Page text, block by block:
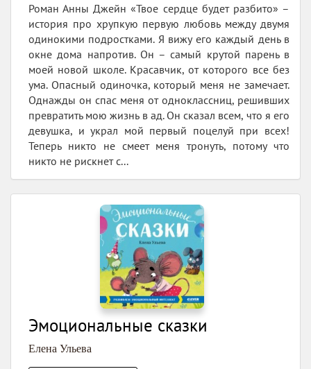
Роман Анны Джейн «Твое сердце будет разбито» –
история про хрупкую первую любовь между двумя
одинокими подростками. Я вижу его каждый день в
окне дома напротив. Он – самый крутой парень в
моей новой школе. Красавчик, от которого все без
ума. Опасный одиночка, который меня не замечает.
Однажды он спас меня от одноклассниц, решивших
превратить мою жизнь в ад. Он сказал всем, что я его
девушка, и украл мой первый поцелуй при всех!
Теперь никто не смеет меня тронуть, потому что
никто не рискнет с...
Эмоциональные сказки
Елена Ульева